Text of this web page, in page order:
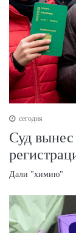
сегодня
Суд
Дали "химию"